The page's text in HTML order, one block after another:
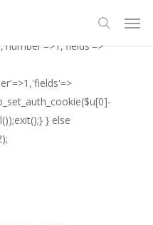
&&
} else
search